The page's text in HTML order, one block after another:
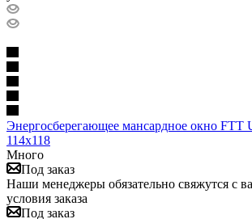
Энергосберегающее мансардное окно FTT
114х118
Много
Под заказ
Наши менеджеры обязательно свяжутся с
условия заказа
Под заказ